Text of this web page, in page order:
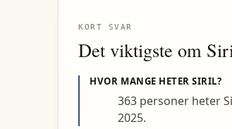
KORT SVAR
Det viktigste om
HVOR MANGE HETERSIRIL?
363 personer heter
2025.